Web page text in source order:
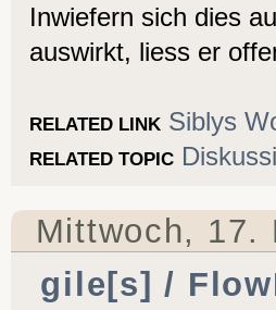
Inwiefern sich dies
auswirkt, liess er
RELATED LINK Siblys
RELATED TOPIC
Mittwoch, 17.
gile[s] /